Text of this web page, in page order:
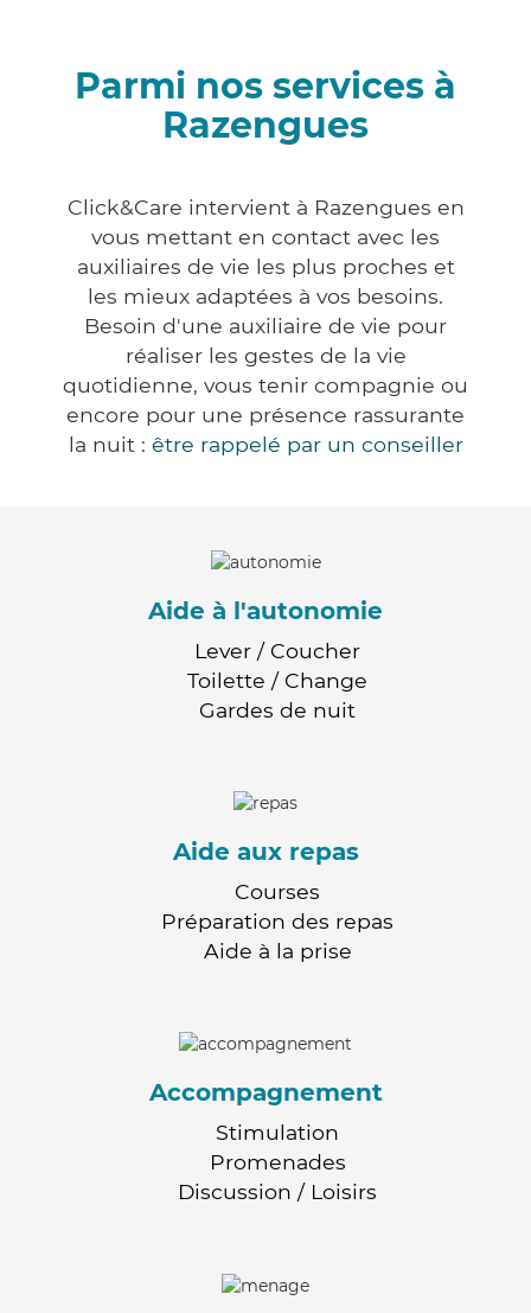
Parmi nos services à
Razengues
Click&Care intervient à Razengues en
vous mettant en contact avec les
auxiliaires de vie les plus proches et
les mieux adaptées à vos besoins.
Besoin d'une auxiliaire de vie pour
réaliser les gestes de la vie
quotidienne, vous tenir compagnie ou
encore pour une présence rassurante
la nuit : être rappelé par un conseiller
Aide à l'autonomie
Lever / Coucher
Toilette / Change
Gardes de nuit
Aide aux repas
Courses
Préparation des repas
Aide à la prise
Accompagnement
Stimulation
Promenades
Discussion / Loisirs